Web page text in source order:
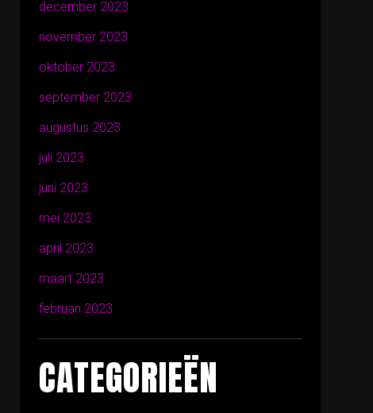
december 2023
november 2023
oktober 2023
september 2023
augustus 2023
juli 2023
juni 2023
mei 2023
april 2023
maart 2023
februari 2023
CATEGORIEËN